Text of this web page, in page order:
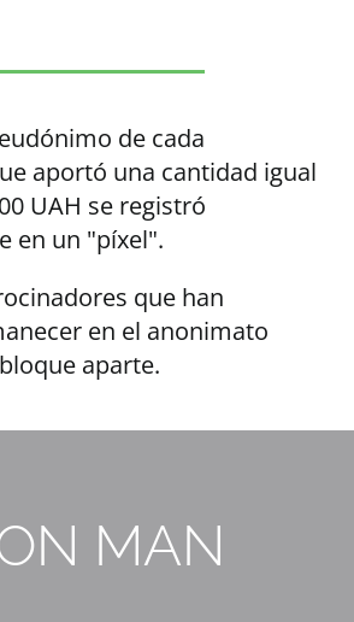
de cada
aportó una cantidad igual
UAH se registró
en un "píxel".
que han
en el anonimato
aparte.
MAN